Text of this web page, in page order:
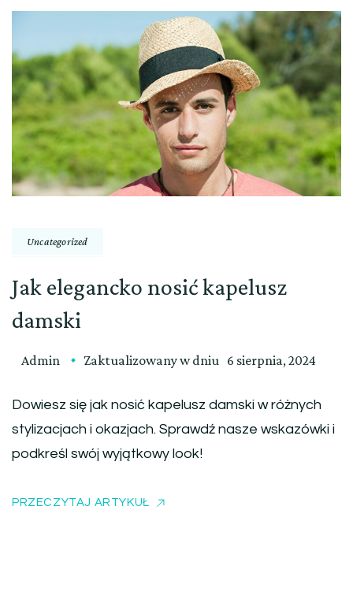
Uncategorized
Jak elegancko nosić kapelusz
damski
Admin Zaktualizowany w dniu 6 sierpnia, 2024
Dowiesz się jak nosić kapelusz damski w różnych
stylizacjach i okazjach. Sprawdź nasze wskazówki i
podkreśl swój wyjątkowy look!
PRZECZYTAJ ARTYKUŁ